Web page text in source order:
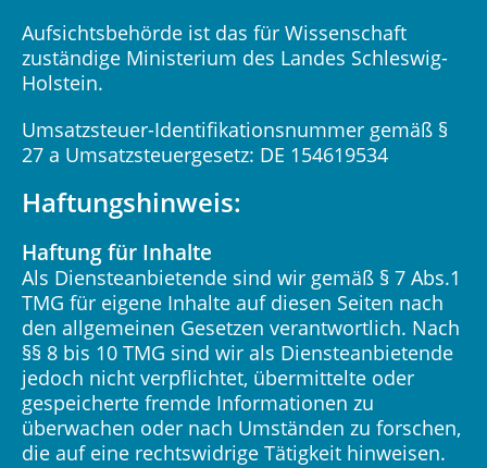
Aufsichtsbehörde ist das für Wissenschaft
zuständige Ministerium des Landes Schleswig-
Holstein.
Umsatzsteuer-Identifikationsnummer gemäß §
27 a Umsatzsteuergesetz: DE 154619534
Haftungshinweis:
Haftung für Inhalte
Als Diensteanbietende sind wir gemäß § 7 Abs.1
TMG für eigene Inhalte auf diesen Seiten nach
den allgemeinen Gesetzen verantwortlich. Nach
§§ 8 bis 10 TMG sind wir als Diensteanbietende
jedoch nicht verpflichtet, übermittelte oder
gespeicherte fremde Informationen zu
überwachen oder nach Umständen zu forschen,
die auf eine rechtswidrige Tätigkeit hinweisen.